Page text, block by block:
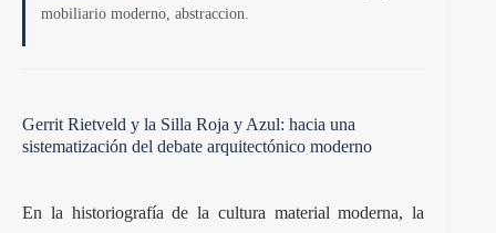
mobiliario moderno, abstraccion.
Gerrit Rietveld y la Silla Roja y Azul: hacia una
sistematización del debate arquitectónico moderno
En la historiografía de la cultura material moderna, la